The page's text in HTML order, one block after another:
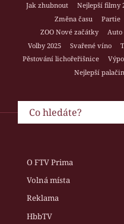
Jak zhubnout Nejlepší filmy
Změna času
Partie
ZOO Nové začátky
Auto
Volby 2025
Svařené víno
Pěstování lichořeřišnice
Nejlepší
O FTV Prima
Volná místa
Reklama
HbbTV